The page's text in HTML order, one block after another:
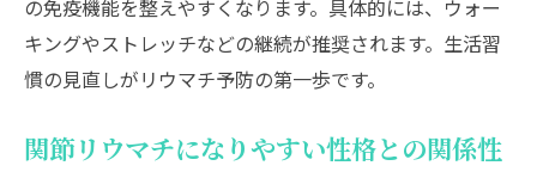
の免疫機能を整えやすくなります。具体的には、ウォー
キングやストレッチなどの継続が推奨されます。生活習
慣の見直しがリウマチ予防の第一歩です。
関節リウマチになりやすい性格との関係性